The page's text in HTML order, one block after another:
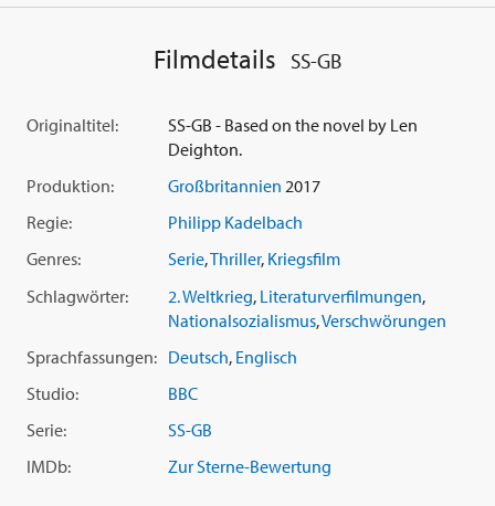
Und schon bald befindet er sich in einem gefährlichen
Komplott wieder...
Unter der Regie vonPhilipp Kadelbach(siehe 'Hindenburg'
und 'Unsere Mütter, unsere Väter') und mit einer
'Control'),Kate Bosworth('Superman Returns') sowie
Eidinger
zeichnet diese sechsteilige BBC-Serie nach dem
Historienthrillers das Bild einer alternativen Vergangenheit.
01. Besuch aus Berlin
02. Der Widerstand
04. Ein enger Vertrauter
05. Der König
Filmdetails SS-GB
Originaltitel:
SS-GB - Based on the novel by Len
Deighton.
Produktion:
Großbritannien 2017
Regie:
Philipp Kadelbach
Genres:
Serie,Thriller, Kriegsfilm
Schlagwörter:
2. Weltkrieg, Literaturverfilmungen,
Nationalsozialismus,Verschwörungen
Sprachfassungen: Deutsch, Englisch
Studio:
BBC
Serie:
SS-GB
IMDb:
Zur Sterne-Bewertung